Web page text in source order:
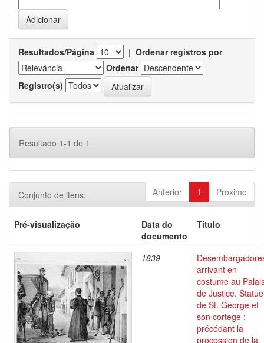
Resultados/Página | Ordenar registros por
Ordenar
Registro(s)
Resultado 1-1 de 1.
Anterior 1 Próximo
Conjunto de itens:
Pré-visualização
Data do
documento
Título
1839
arrivant en
costume au
de Justice. Statue
de St. George et
son cortege :
précédant la
procession de la